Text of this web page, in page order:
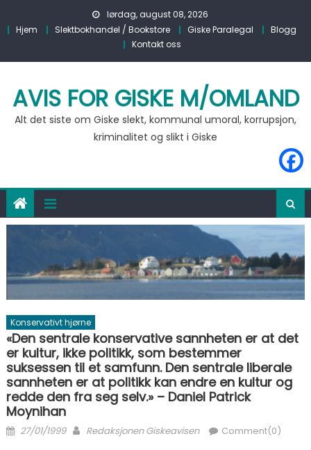
lørdag, august 08, 2026
Hjem
Slektbokhandel / Bookstore Giske Paralegal
Blogg
Kontakt oss
AVIS FOR GISKE M/OMLAND
Alt det siste om Giske slekt, kommunal umoral, korrupsjon,
kriminalitet og slikt i Giske
Konservativt hjørne
«Den sentrale konservative sannheten er at det
er kultur, ikke politikk, som bestemmer
suksessen til et samfunn. Den sentrale liberale
sannheten er at politikk kan endre en kultur og
redde den fra seg selv.» – Daniel Patrick
Moynihan
Posted on
27/01/1999 Author
Redaksjonen Giskeavisen Comment(0)